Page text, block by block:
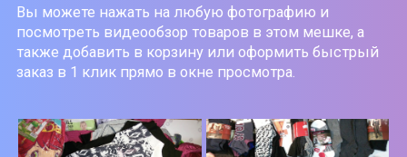
Вы можете нажать на любую фотографию и
посмотреть видеообзор товаров в этом мешке, а
также добавить в корзину или оформить быстрый
заказ в 1 клик прямо в окне просмотра.